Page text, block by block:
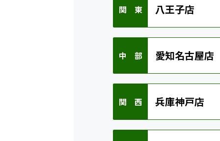
関 東 八王子店
中 部 愛知名古屋店
関 西 兵庫神戸店